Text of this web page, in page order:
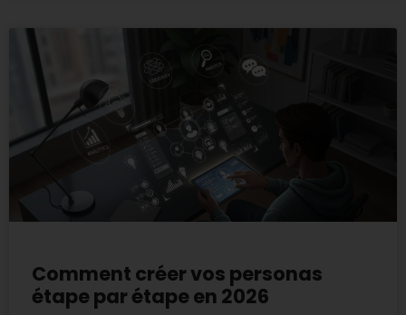
Comment créer vos personas
étape par étape en 2026